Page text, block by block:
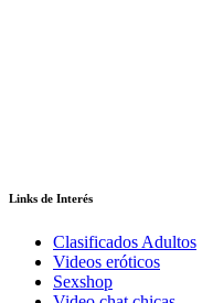
Links de Interés
Clasificados Adultos
Videos eróticos
Sexshop